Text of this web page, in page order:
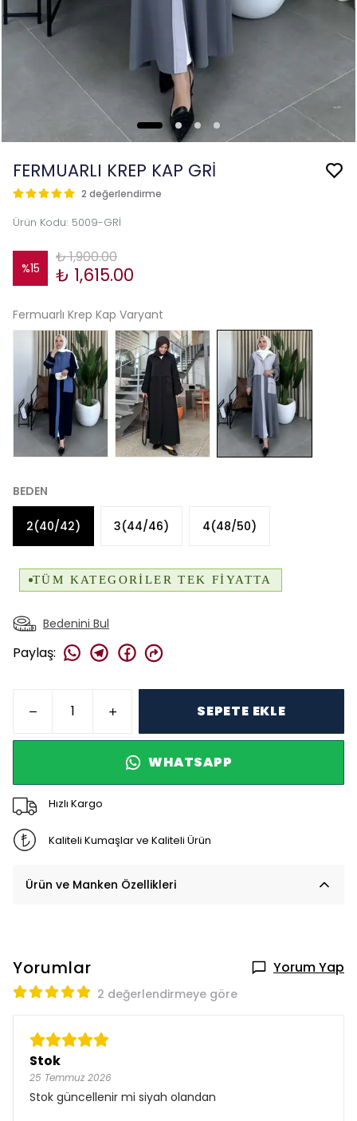
FERMUARLI KREP KAP GRİ
2 değerlendirme
Ürün Kodu: 5009-GRİ
%15
₺ 1,900.00
₺ 1,615.00
Fermuarlı Krep Kap Varyant
BEDEN
2(40/42) 3(44/46) 4(48/50)
Bedenini Bul
Paylaş:
SEPETE EKLE
WHATSAPP
Hızlı Kargo
Kaliteli Kumaşlar ve Kaliteli Ürün
Ürün ve Manken Özellikleri
Yorumlar Yorum Yap
2 değerlendirmeye göre
Stok
25 Temmuz 2026
Stok güncellenir mi siyah olandan